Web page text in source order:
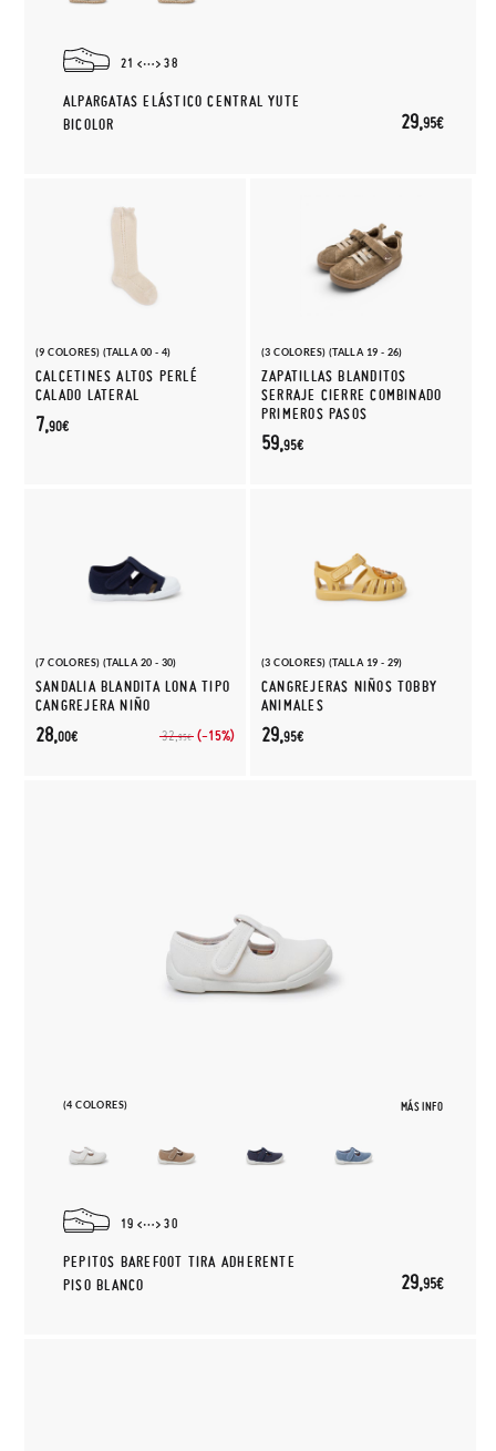
21 38
ALPARGATAS ELÁSTICO CENTRAL YUTE
BICOLOR
29,95€
(9 COLORES) (TALLA 00 - 4)
CALCETINES ALTOS PERLÉ
CALADO LATERAL
7,90€
(3 COLORES) (TALLA 19 - 26)
ZAPATILLAS BLANDITOS
SERRAJE CIERRE COMBINADO
PRIMEROS PASOS
59,95€
(7 COLORES) (TALLA 20 - 30)
SANDALIA BLANDITA LONA TIPO
CANGREJERA NIÑO
32,95€ (-15%)
28,00€
(3 COLORES) (TALLA 19 - 29)
CANGREJERAS NIÑOS TOBBY
ANIMALES
29,95€
(4 COLORES) MÁS INFO
19 30
PEPITOS BAREFOOT TIRA ADHERENTE
PISO BLANCO
29,95€